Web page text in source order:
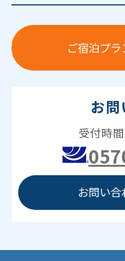
ご宿泊プ
お
受付時
お問い